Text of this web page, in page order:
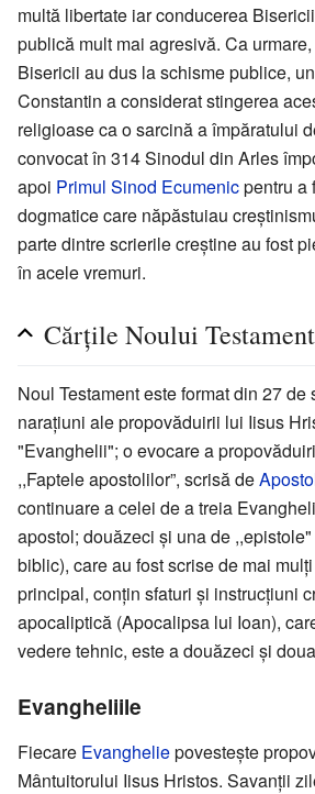
multă libertate iar conducerea
publică mult mai agresivă. Ca
Bisericii au dus la schisme publice,
Constantin a considerat stingerea
religioase ca o sarcină a împăratului
convocat în 314 Sinodul din Arles
apoi Primul Sinod Ecumenicpentru a
dogmatice care năpăstuiau
parte dintre scrierile creștine au fost
în acele vremuri.
Cărţile Noului Testament
Noul Testament este format din 27 de
narațiuni ale propovăduirii lui Iisus
"Evanghelii"; o evocare a
,,Faptele apostolilor”, scrisă de
continuare a celei de a treia
apostol; douăzeci şi una de
biblic), care au fost scrise de mai
principal, conţin sfaturi şi instrucţiuni
apocaliptică (Apocalipsa lui Ioan),
vedere tehnic, este a douăzeci şi
Evangheliile
Fiecare Evangheliepovesteşte
Mântuitorului Iisus Hristos. Savanţii